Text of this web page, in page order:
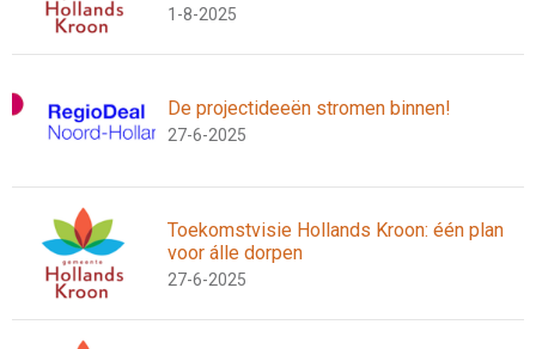
1-8-2025
De projectideeën stromen binnen!
27-6-2025
Toekomstvisie Hollands Kroon: één plan
voor álle dorpen
27-6-2025